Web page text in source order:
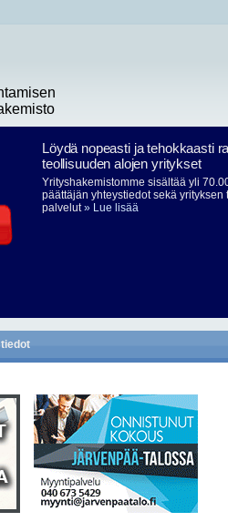
Löydä nopeasti ja tehokkaasti
teollisuuden alojen yritykset
Yrityshakemistomme sisältää yli
päättäjän yhteystiedot sekä yrityksen
palvelut» Lue lisää